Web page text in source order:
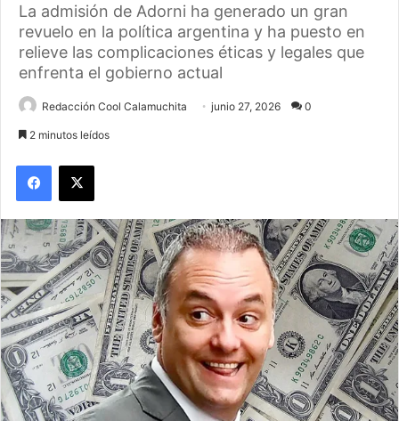
La admisión de Adorni ha generado un gran
revuelo en la política argentina y ha puesto en
relieve las complicaciones éticas y legales que
enfrenta el gobierno actual
Redacción Cool Calamuchita junio 27, 2026 0
2 minutos leídos
Facebook
X